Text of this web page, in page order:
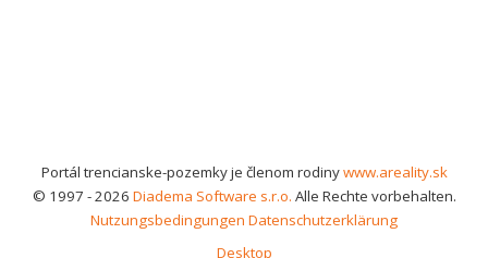
Portál trencianske-pozemky je členom rodinywww.areality.sk
© 1997 - 2026 Diadema Software s.r.o. Alle Rechte vorbehalten.
Nutzungsbedingungen Datenschutzerklärung
Desktop